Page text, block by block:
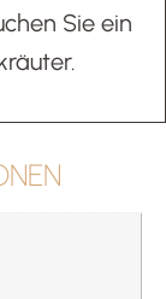
Sie ein